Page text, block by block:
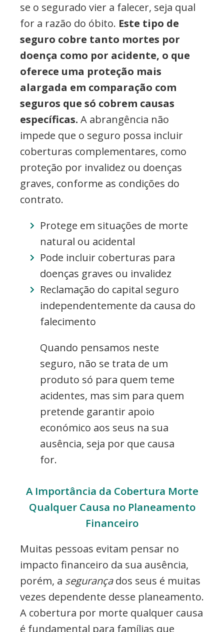
se o segurado vier a falecer, seja qual
for a razão do óbito. Este tipo de
seguro cobre tanto mortes por
doença como por acidente, o que
oferece uma proteção mais
alargada em comparação com
seguros que só cobrem causas
específicas. A abrangência não
impede que o seguro possa incluir
coberturas complementares, como
proteção por invalidez ou doenças
graves, conforme as condições do
contrato.
Protege em situações de morte
natural ou acidental
Pode incluir coberturas para
doenças graves ou invalidez
Reclamação do capital seguro
independentemente da causa do
falecimento
Quando pensamos neste
seguro, não se trata de um
produto só para quem teme
acidentes, mas sim para quem
pretende garantir apoio
económico aos seus na sua
ausência, seja por que causa
for.
A Importância da Cobertura Morte
Qualquer Causa no Planeamento
Financeiro
Muitas pessoas evitam pensar no
impacto financeiro da sua ausência,
porém, a segurançados seus é muitas
vezes dependente desse planeamento.
A cobertura por morte qualquer causa
é fundamental para famílias que